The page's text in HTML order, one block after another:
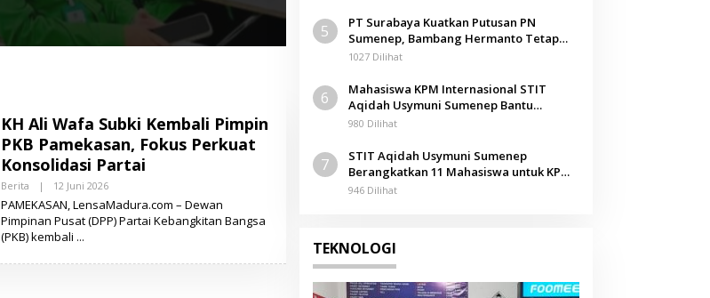
KH Ali Wafa Subki Kembali Pimpin
PKB Pamekasan, Fokus Perkuat
Konsolidasi Partai
Berita | 12 Juni 2026O
E
H
PAMEKASAN, LensaMadura.com – Dewan
Pimpinan Pusat (DPP) Partai Kebangkitan Bangsa
(PKB) kembali
5
PT Surabaya Kuatkan Putusan PN
Sumenep, Bambang Hermanto Tetap
Dinyatakan Pemilik Sah Tanah di
1027 Dilihat
6
Mahasiswa KPM Internasional STIT
Aqidah Usymuni Sumenep Bantu
Pengurusan Jenazah WNI di Malaysia
980 Dilihat
7
STIT Aqidah Usymuni Sumenep
Berangkatkan 11 Mahasiswa untuk KPM
Internasional di Malaysia
946 Dilihat
TEKNOLOGI